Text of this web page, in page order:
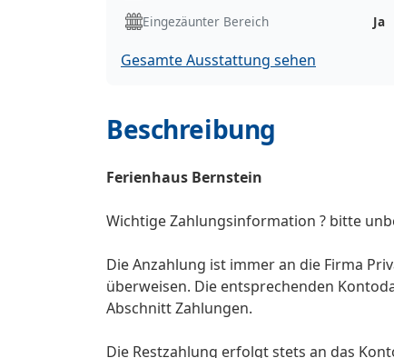
Eingezäunter Bereich
Ja
Gesamte Ausstattung sehen
Beschreibung
Ferienhaus Bernstein
Wichtige Zahlungsinformation ? bitte
Die Anzahlung ist immer an die Firma
überweisen. Die entsprechenden
Abschnitt Zahlungen.
Die Restzahlung erfolgt stets an das